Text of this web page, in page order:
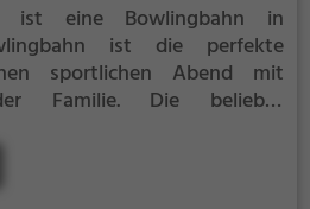
ist eine Bowlingbahn in
ist die perfekte
sportlichen Abend mit
Familie. Die beliebte
Freizeitbeschäftigung,
Wettbewerbscharakter